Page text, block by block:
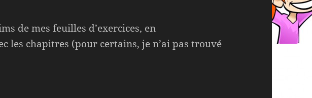
de mes feuilles d’exercices, en
les chapitres (pour certains, je n’ai pas trouvé